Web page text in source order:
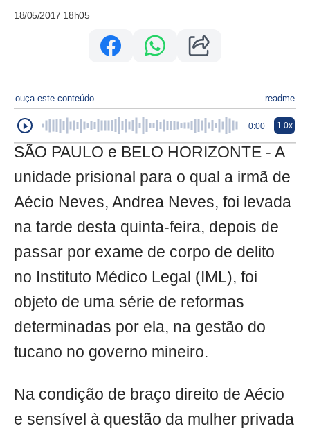
18/05/2017 18h05
ouça este conteúdo readme
0:00 1.0x
SÃO PAULO e BELO HORIZONTE - A
unidade prisional para o qual a irmã de
Aécio Neves, Andrea Neves, foi levada
na tarde desta quinta-feira, depois de
passar por exame de corpo de delito
no Instituto Médico Legal (IML), foi
objeto de uma série de reformas
determinadas por ela, na gestão do
tucano no governo mineiro.
Na condição de braço direito de Aécio
e sensível à questão da mulher privada